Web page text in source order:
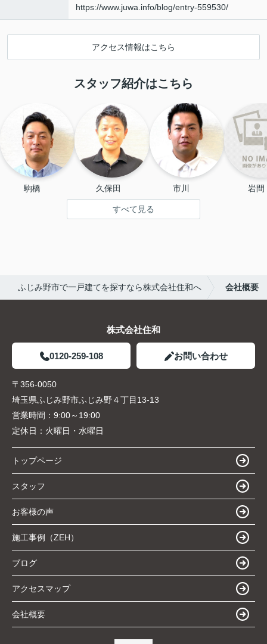
https://www.juwa.info/blog/entry-559530/
アクセス情報はこちら
スタッフ紹介はこちら
駒橋 久保田 市川 岩
すべて見る
ふじみ野市で一戸建てを探すなら株式会社住和へ 会社概要
株式会社住和
0120-259-108 お問い合わせ
〒356-0050
埼玉県ふじみ野市ふじみ野４丁目13-13
営業時間： 9:00～19:00
定休日： 火曜日・水曜日
トップページ
スタッフ
お客様の声
施工事例（ZEH）
ブログ
アクセスマップ
会社概要